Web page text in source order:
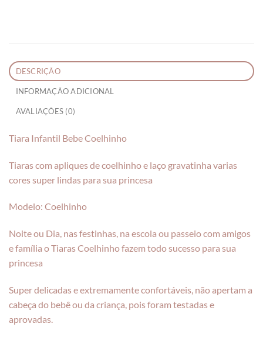
DESCRIÇÃO
INFORMAÇÃO ADICIONAL
AVALIAÇÕES (0)
Tiara Infantil Bebe Coelhinho
Tiaras com apliques de coelhinho e laço gravatinha varias
cores super lindas para sua princesa
Modelo: Coelhinho
Noite ou Dia, nas festinhas, na escola ou passeio com amigos
e família o Tiaras Coelhinho fazem todo sucesso para sua
princesa
Super delicadas e extremamente confortáveis, não apertam a
cabeça do bebê ou da criança, pois foram testadas e
aprovadas.